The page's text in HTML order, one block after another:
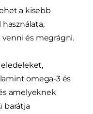
a kisebb
és megrágni.
omega-3 és
amelyeknek
barátja